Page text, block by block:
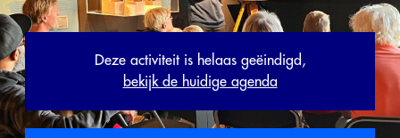
Deze activiteit is helaas geëindigd,
bekijk de huidige agenda